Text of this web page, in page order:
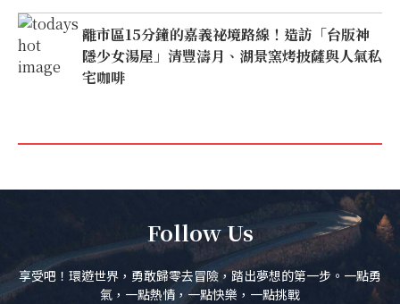
離市區15分鐘的嘉義祕境路線！造訪「台版神
隱少女湯屋」清豐濤月、湖景窯烤披薩與人氣私
宅咖啡
Follow Us
享受吧！環遊世界，勇敢歸零去冒險，踏出夢想的第一步。一點勇
氣，一點熱情，一點快樂，一點挑戰